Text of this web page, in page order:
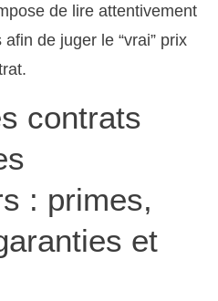
de lire attentivement
de juger le “vrai” prix
contrats
: primes,
et